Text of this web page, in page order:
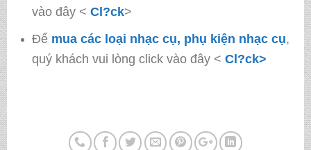
vào đây < Cl?ck>
Để mua các loại nhạc cụ, phụ kiện nhạc cụ,
quý khách vui lòng click vào đây < Cl?ck>